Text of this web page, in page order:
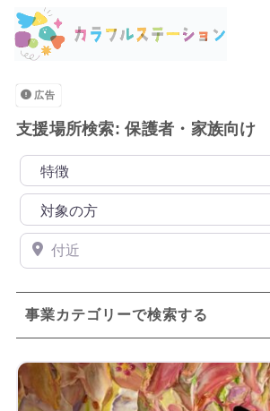
広告
支援場所検索: 保護者・家族向け
付近
事業カテゴリーで検索する